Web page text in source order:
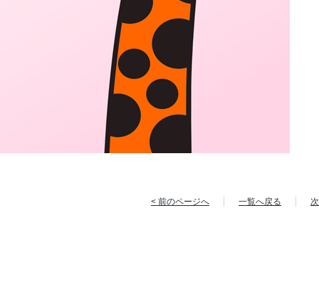
< 前のページへ 一覧へ戻る